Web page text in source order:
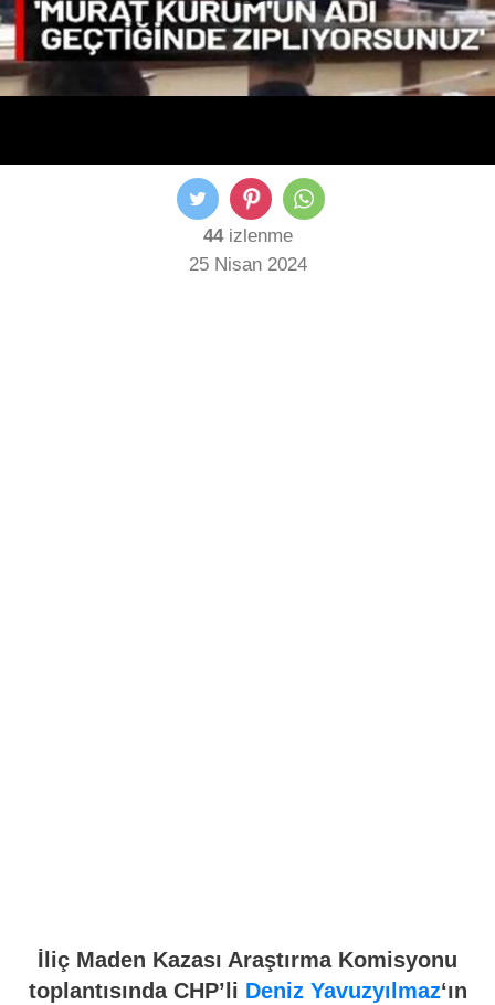
44izlenme
25 Nisan 2024
İliç Maden Kazası Araştırma Komisyonu
toplantısında CHP’li Deniz Yavuzyılmaz‘ın